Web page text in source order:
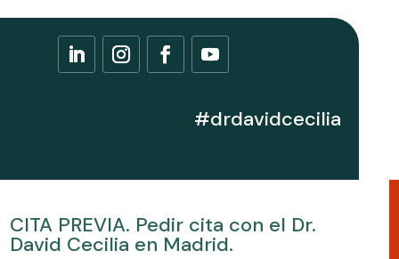
#drdavidcecilia
CITA PREVIA. Pedir cita con el Dr.
David Cecilia en Madrid.